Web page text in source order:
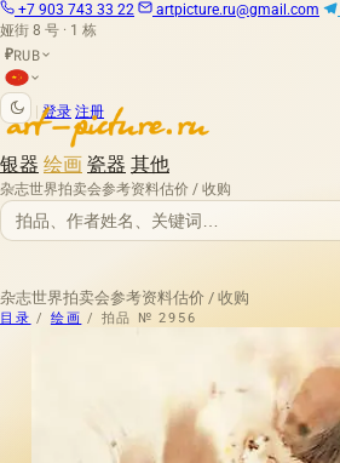
+7 903 743 33 22 artpicture.ru@gmail.com
娅街 8 号 · 1 栋
₽RUB
登录 注册
银器 绘画 瓷器 其他
杂志世界拍卖会参考资料估价 / 收购
杂志世界拍卖会参考资料估价 / 收购
目录 / 绘画 / 拍品 № 2956